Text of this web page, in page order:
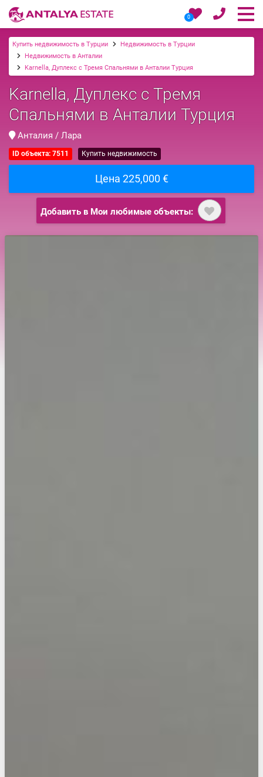
0
Купить недвижимость в Турции
Недвижимость в Турции
Недвижимость в Анталии
Karnella, Дуплекс с Тремя Спальнями в Анталии Турция
Karnella, Дуплекс с Тремя
Спальнями в Анталии Турция
Анталия / Лара
ID объекта: 7511 Купить недвижимость
Цена 225,000 €
Добавить в Мои любимые объекты: